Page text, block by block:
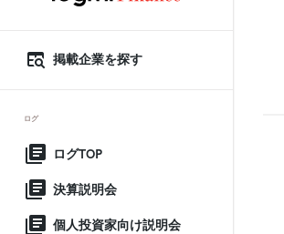
掲載企業を探す
ログ
ログTOP
決算説明会
個人投資家向け説明会